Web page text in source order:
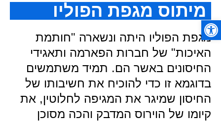
פתח סרגל נגישות
מיתוס מגפת הפוליו
מגפת הפוליו היתה ונשארה "חותמת
האיכות" של חברות הפארמה ותאגידי
החיסונים באשר הם. תמיד משתמשים
בדוגמא זו כדי להוכיח את חשיבותו של
החיסון שמיגר את המגיפה לחלוטין, את
קיומו של הוירוס המדבק והכה מסוכן